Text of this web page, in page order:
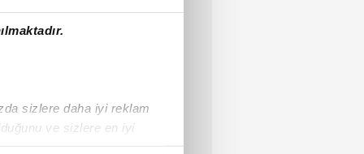
sizlere daha iyi reklam
ve sizlere en iyi